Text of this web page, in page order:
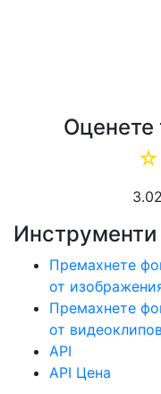
Оценете
☆
3.02
Инструменти
Премахнете
от
Премахнете
от
API
API Цена